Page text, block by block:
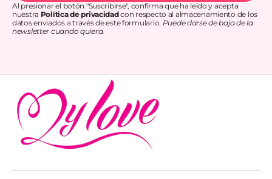
Al presionar el botón "Suscribirse", confirma que ha leído y acepta
nuestra Política de privacidadcon respecto al almacenamiento de los
datos enviados a través de este formulario. Puede darse de baja de la
newsletter cuando quiera.